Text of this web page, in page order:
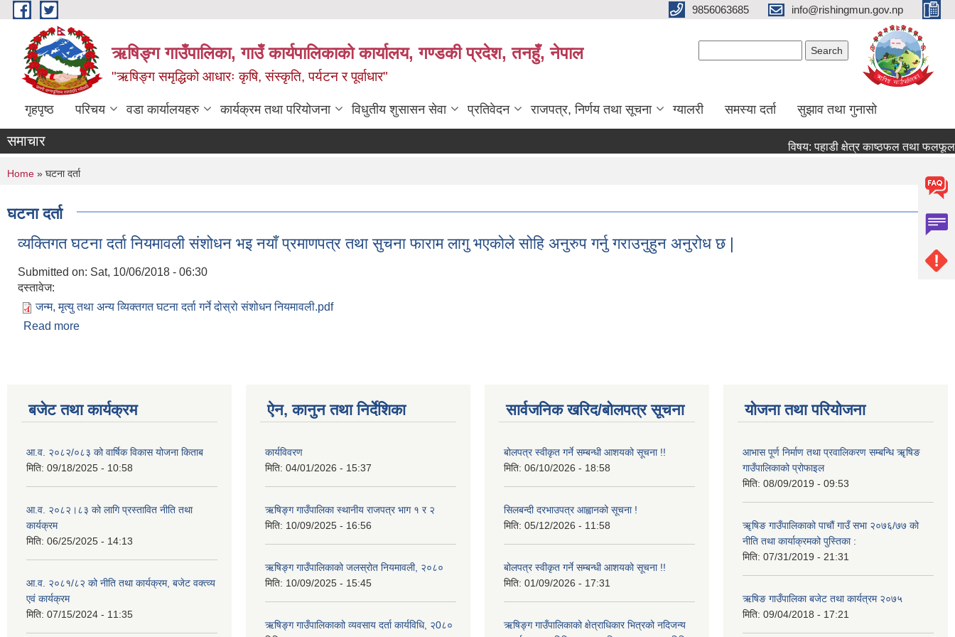
Skip to main content 9856063685 info@rishingmun.gov.np
ऋषिङ्ग गाउँपालिका, गाउँ कार्यपालिकाको कार्यालय, गण्डकी प्रदेश, तनहुँ, नेपाल
"ऋषिङ्ग समृद्धिको आधारः कृषि, संस्कृति, पर्यटन र पूर्वाधार"
गृहपृष्ठ परिचय वडा कार्यालयहरु कार्यक्रम तथा परियोजना विधुतीय शुसासन सेवा प्रतिवेदन राजपत्र, निर्णय तथा सूचना ग्यालरी समस्या दर्ता सुझाव तथा गुनासो
समाचार विषय: पहाडी क्षेत्र काष्ठफल तथा
You are here
Home » घटना दर्ता
घटना दर्ता
व्यक्तिगत घटना दर्ता नियमावली संशोधन भइ नयाँ प्रमाणपत्र तथा सुचना फाराम लागु भएकोले सोहि अनुरुप गर्नु गराउनुहुन अनुरोध छ |
Submitted on: Sat, 10/06/2018 - 06:30
दस्तावेज:
जन्म, मृत्यु तथा अन्य व्यिक्तगत घटना दर्ता गर्ने दोस्रो संशोधन नियमावली.pdf
Read more
बजेट तथा कार्यक्रम
आ.व. २०८२/०८३ को वार्षिक विकास योजना किताब
मिति: 09/18/2025 - 10:58
आ.व. २०८२।८३ को लागि प्रस्तावित नीति तथा
कार्यक्रम
मिति: 06/25/2025 - 14:13
आ.व. २०८१/८२ को नीति तथा कार्यक्रम, बजेट वक्त्व्य
एवं कार्यक्रम
मिति: 07/15/2024 - 11:35
ऐन, कानुन तथा निर्देशिका
कार्यविवरण
मिति: 04/01/2026 - 15:37
ऋषिङ्ग गाउँपालिका स्थानीय राजपत्र भाग १ र २
मिति: 10/09/2025 - 16:56
ऋषिङ्ग गाउँपालिकाको जलस्रोत नियमावली, २०८०
मिति: 10/09/2025 - 15:45
ऋषिङ्ग गाउँपालिकाकाो व्यवसाय दर्ता कार्यविधि, २0८०
सार्वजनिक खरिद/बोलपत्र सूचना
बोलपत्र स्वीकृत गर्ने सम्बन्धी आशयको सूचना !!
मिति: 06/10/2026 - 18:58
सिलबन्दी दरभाउपत्र आह्वानको सूचना !
मिति: 05/12/2026 - 11:58
बोलपत्र स्वीकृत गर्ने सम्बन्धी आशयको सूचना !!
मिति: 01/09/2026 - 17:31
ऋषिङ्ग गाउँपालिकाको क्षेत्राधिकार भित्रको नदिजन्य
योजना तथा परियोजना
आभास पूर्ण निर्माण तथा प्रवालिकरण सम्बन्धि ॠषिङ
गाउँपालिकाको प्रोफाइल
मिति: 08/09/2019 - 09:53
ॠषिङ गाउँपालिकाको पाचौं गाउँ सभा २०७६/७७ को
नीति तथा कार्याक्रमको पुस्तिका :
मिति: 07/31/2019 - 21:31
ऋषिङ गाउँपालिका बजेट तथा कार्यत्रम २०७५
मिति: 09/04/2018 - 17:21